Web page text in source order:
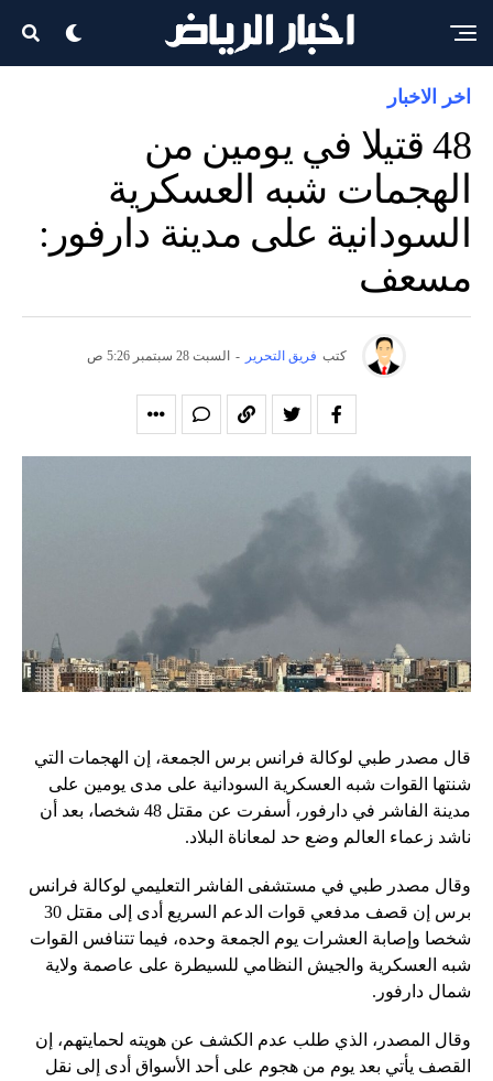
اخر الاخبار
48 قتيلا في يومين من
الهجمات شبه العسكرية
السودانية على مدينة دارفور:
مسعف
كتب فريق التحرير - السبت 28 سبتمبر 5:26 ص
قال مصدر طبي لوكالة فرانس برس الجمعة، إن الهجمات التي
شنتها القوات شبه العسكرية السودانية على مدى يومين على
مدينة الفاشر في دارفور، أسفرت عن مقتل 48 شخصا، بعد أن
ناشد زعماء العالم وضع حد لمعاناة البلاد.
وقال مصدر طبي في مستشفى الفاشر التعليمي لوكالة فرانس
برس إن قصف مدفعي قوات الدعم السريع أدى إلى مقتل 30
شخصا وإصابة العشرات يوم الجمعة وحده، فيما تتنافس القوات
شبه العسكرية والجيش النظامي للسيطرة على عاصمة ولاية
شمال دارفور.
وقال المصدر، الذي طلب عدم الكشف عن هويته لحمايتهم، إن
القصف يأتي بعد يوم من هجوم على أحد الأسواق أدى إلى نقل